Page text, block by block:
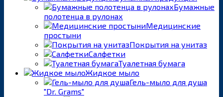
Бумажные
полотенца в рулонах
Медицинские
простыни
Покрытия на унитаз
Салфетки
Туалетная бумага
Жидкое мыло
Гель-мыло для душа
"Dr. Grams"